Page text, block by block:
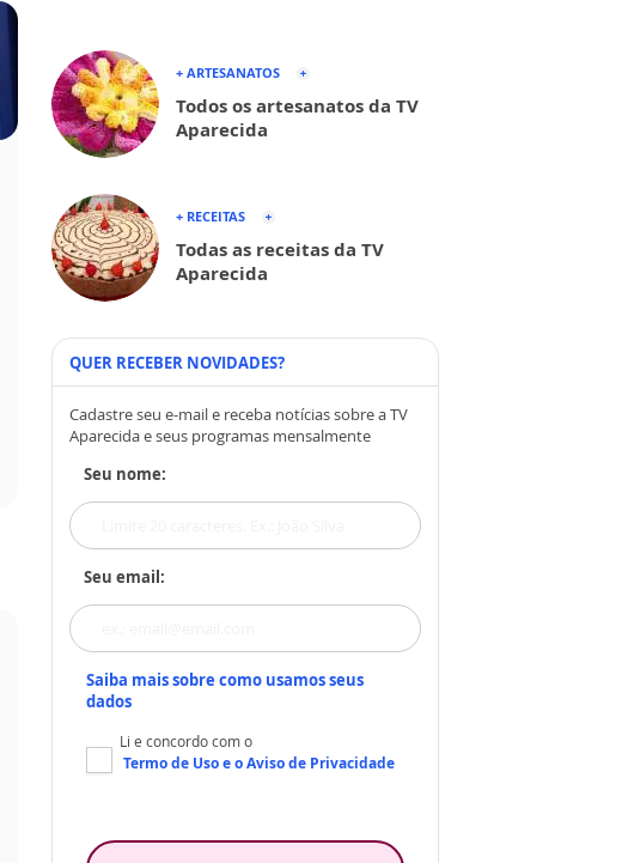
+ ARTESANATOS
Todos os artesanatos da TV
Aparecida
+ RECEITAS
Todas as receitas da TV
Aparecida
QUER RECEBER NOVIDADES?
Cadastre seu e-mail e receba notícias sobre a TV
Aparecida e seus programas mensalmente
Seu nome:
Seu email:
Saiba mais sobre como usamos seus
dados
Li e concordo com o
Termo de Usoe oAviso de Privacidade